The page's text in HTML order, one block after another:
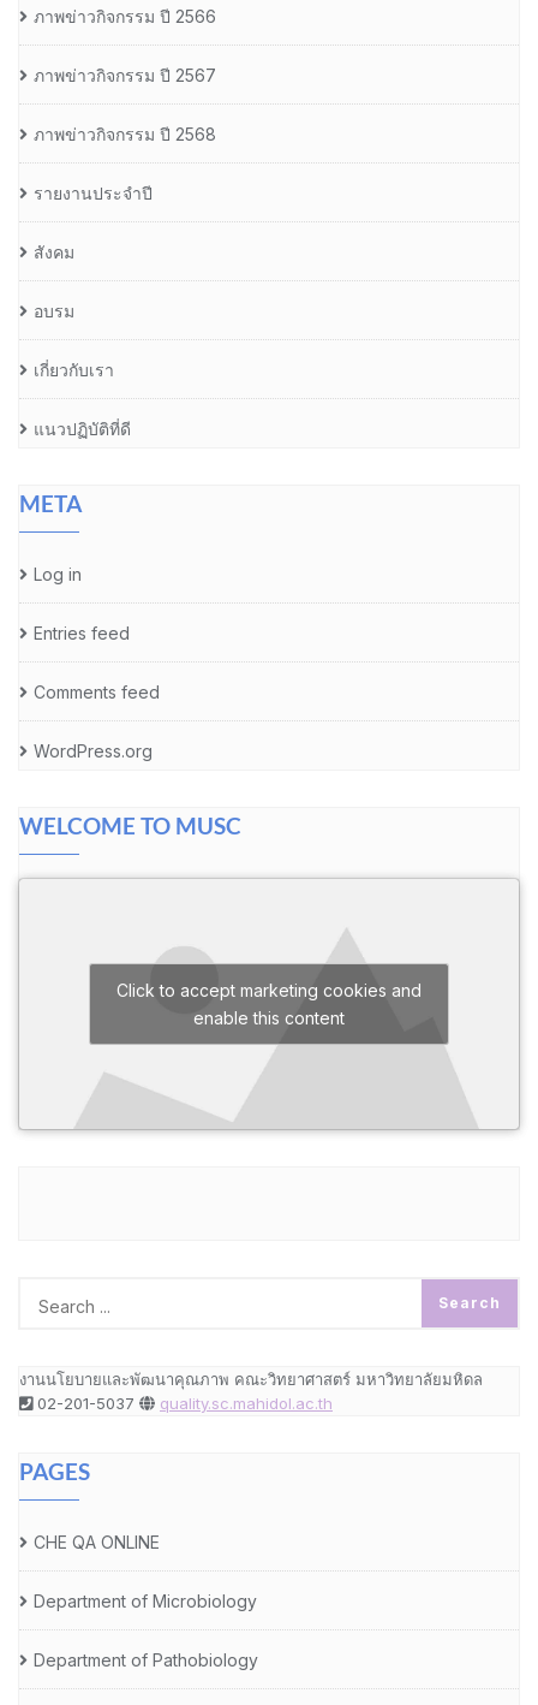
ภาพข่าวกิจกรรม ปี 2566
ภาพข่าวกิจกรรม ปี 2567
ภาพข่าวกิจกรรม ปี 2568
รายงานประจำปี
สังคม
อบรม
เกี่ยวกับเรา
แนวปฏิบัติที่ดี
META
Log in
Entries feed
Comments feed
WordPress.org
WELCOME TO MUSC
Click to accept marketing cookies and
enable this content
งานนโยบายและพัฒนาคุณภาพ คณะวิทยาศาสตร์ มหาวิทยาลัยมหิดล
02-201-5037
quality.sc.mahidol.ac.th
PAGES
CHE QA ONLINE
Department of Microbiology
Department of Pathobiology